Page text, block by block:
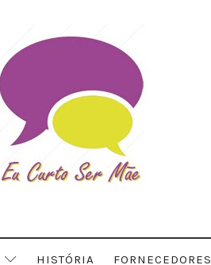
HISTÓRIA FORNECEDORES